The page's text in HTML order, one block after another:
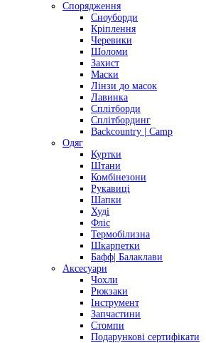
Спорядження
Сноуборди
Кріплення
Черевики
Шоломи
Захист
Маски
Лінзи до масок
Лавинка
Сплітборди
Сплітбординг
Backcountry | Camp
Одяг
Куртки
Штани
Комбінезони
Рукавиці
Шапки
Худі
Фліс
Термобілизна
Шкарпетки
Бафф| Балаклави
Аксесуари
Чохли
Рюкзаки
Інструмент
Запчастини
Стомпи
Подарункові сертифікати